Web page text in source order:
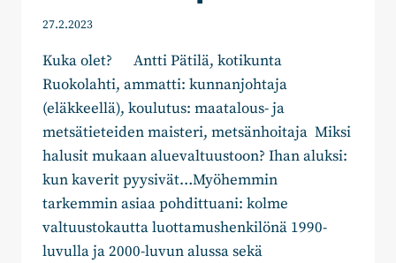
27.2.2023
Kuka olet? Antti Pätilä, kotikunta
Ruokolahti, ammatti: kunnanjohtaja
(eläkkeellä), koulutus: maatalous- ja
metsätieteiden maisteri, metsänhoitaja Miksi
halusit mukaan aluevaltuustoon? Ihan aluksi:
kun kaverit pyysivät…Myöhemmin
tarkemmin asiaa pohdittuani: kolme
valtuustokautta luottamushenkilönä 1990-
luvulla ja 2000-luvun alussa sekä